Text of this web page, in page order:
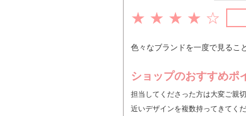
★ ★ ★ ★ ☆
色々なブランドを一度で見るこ
ショップのおすすめポ
担当してくださった方は大変ご親
近いデザインを複数持ってきてく